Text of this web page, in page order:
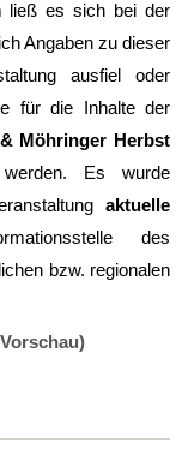
ließ es sich bei der
Angaben zu dieser
ausfiel oder
für die Inhalte der
Möhringer Herbst
Es wurde
aktuelle
des
bzw. regionalen